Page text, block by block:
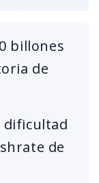
billones
de
dificultad
de